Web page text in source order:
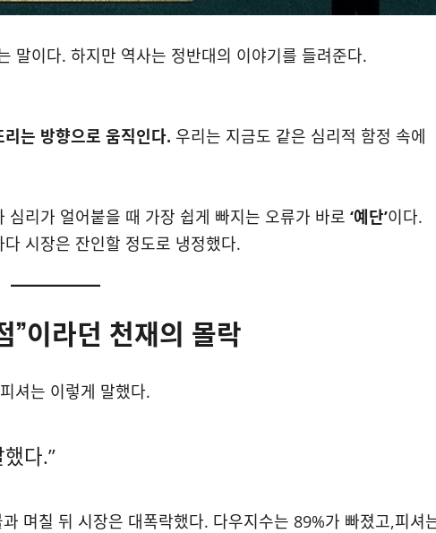
말이다. 하지만 역사는 정반대의 이야기를 들려준다.
는 방향으로 움직인다. 우리는 지금도 같은 심리적 함정 속에
리가 얼어붙을 때 가장 쉽게 빠지는 오류가 바로 ‘예단’이다.
시장은 잔인할 정도로 냉정했다.
”이라던 천재의 몰락
셔는 이렇게 말했다.
다.”
며칠 뒤 시장은 대폭락했다. 다우지수는 89%가 빠졌고,피셔